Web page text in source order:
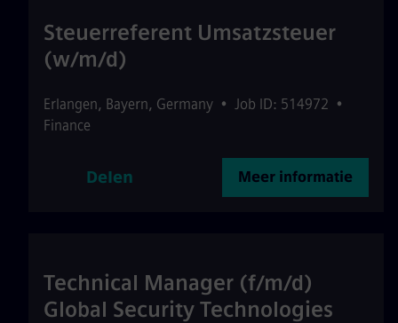
Steuerreferent Umsatzsteuer
(w/m/d)
Erlangen, Bayern, Germany • Job ID: 514972 •
Finance
Delen Meer informatie
Technical Manager (f/m/d)
Global Security Technologies